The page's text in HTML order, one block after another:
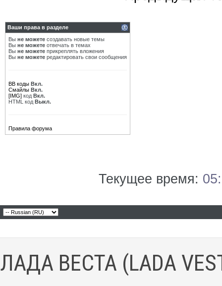
Ваши права в разделе
Вы не можете создавать новые темы
Вы не можете отвечать в темах
Вы не можете прикреплять вложения
Вы не можете редактировать свои сообщения
BB коды Вкл.
Смайлы Вкл.
[IMG] код Вкл.
HTML код Выкл.
Правила форума
Текущее время:
ЛАДА ВЕСТА (LADA